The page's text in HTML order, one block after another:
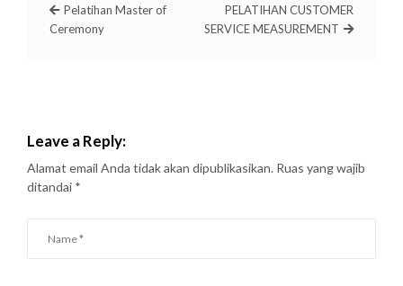
Pelatihan Master of
Ceremony
PELATIHAN CUSTOMER
SERVICE MEASUREMENT
Leave a Reply:
Alamat email Anda tidak akan dipublikasikan. Ruas yang wajib
ditandai *